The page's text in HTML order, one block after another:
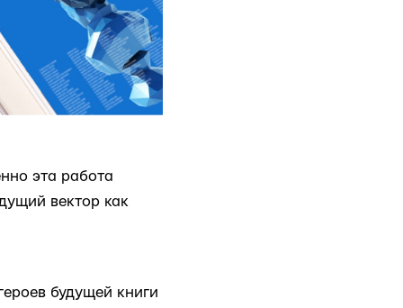
эта работа
вектор как
будущей книги